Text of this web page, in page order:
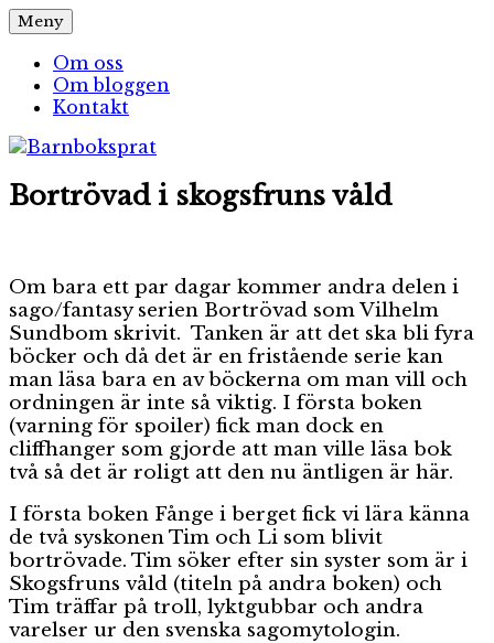
Hoppa
till
innehåll
Barnboksprat
– en blogg om barnböcker
Meny
Om oss
Om bloggen
Kontakt
Bortrövad i skogsfruns våld
Om bara ett par dagar kommer andra delen i
sago/fantasy serien Bortrövad som Vilhelm
Sundbom skrivit. Tanken är att det ska bli fyra
böcker och då det är en fristående serie kan
man läsa bara en av böckerna om man vill och
ordningen är inte så viktig. I första boken
(varning för spoiler) fick man dock en
cliffhanger som gjorde att man ville läsa bok
två så det är roligt att den nu äntligen är här.
I första boken Fånge i berget fick vi lära känna
de två syskonen Tim och Li som blivit
bortrövade. Tim söker efter sin syster som är i
Skogsfruns våld (titeln på andra boken) och
Tim träffar på troll, lyktgubbar och andra
varelser ur den svenska sagomytologin.